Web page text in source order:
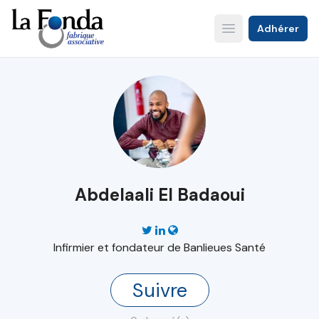
Aller
au
contenu
principal
Open main menu
Adhérer
Abdelaali El Badaoui
Infirmier et fondateur de Banlieues Santé
Suivre